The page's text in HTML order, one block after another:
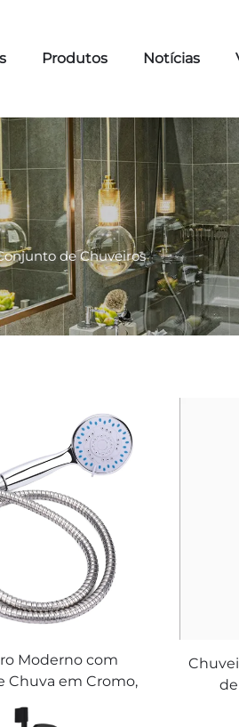
Produtos Notícias
de Chuveiros
Moderno com
Chuva em Cromo,
de Água Potente,